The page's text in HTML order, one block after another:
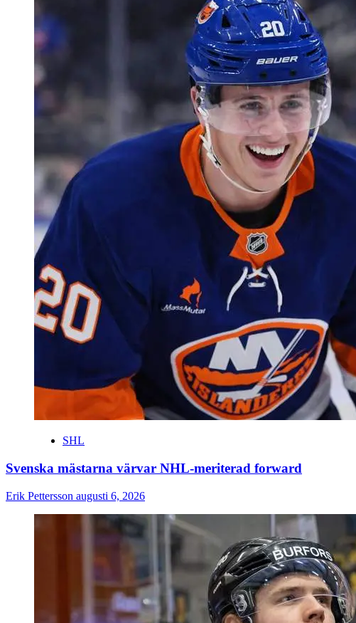
SHL
Svenska mästarna värvar NHL-meriterad forward
Erik Pettersson augusti 6, 2026